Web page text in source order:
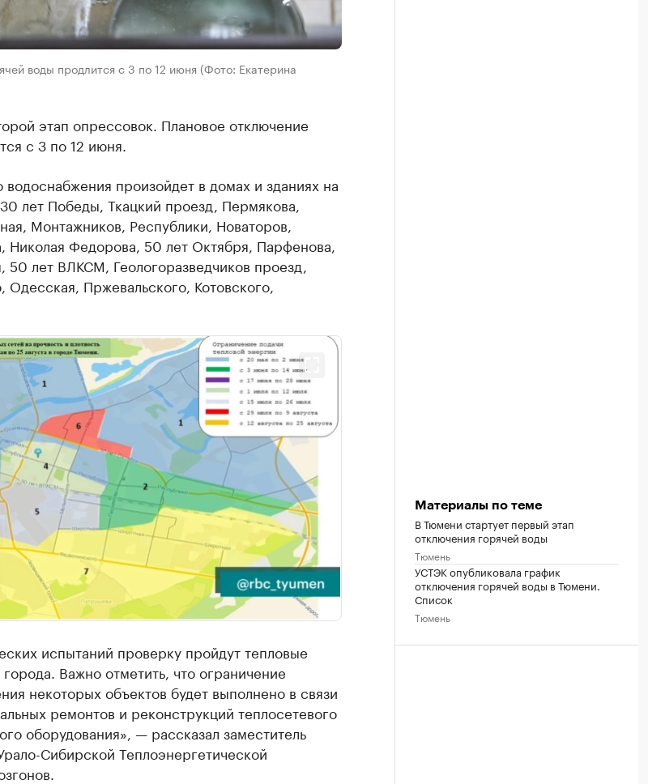
воды продлится с 3 по 12 июня (Фото: Екатерина
этап опрессовок. Плановое отключение
с 3 по 12 июня.
произойдет в домах и зданиях на
лет Победы, Ткацкий проезд, Пермякова,
Монтажников, Республики, Новаторов,
Николая Федорова, 50 лет Октября, Парфенова,
50 лет ВЛКСМ, Геологоразведчиков проезд,
Одесская, Пржевальского, Котовского,
испытаний проверку пройдут тепловые
Важно отметить, что ограничение
некоторых объектов будет выполнено в связи
ремонтов и реконструкций теплосетевого
оборудования», — рассказал заместитель
Сибирской Теплоэнергетической
Материалы по теме
В Тюмени стартует первый этап
отключения горячей воды
Тюмень
УСТЭК опубликовала график
отключения горячей воды в Тюмени.
Список
Тюмень